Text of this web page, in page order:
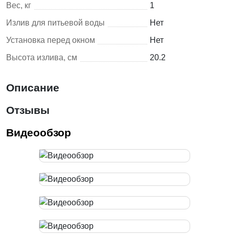
Вес, кг
1
Излив для питьевой воды
Нет
Установка перед окном
Нет
Высота излива, см
20.2
Описание
Отзывы
Видеообзор